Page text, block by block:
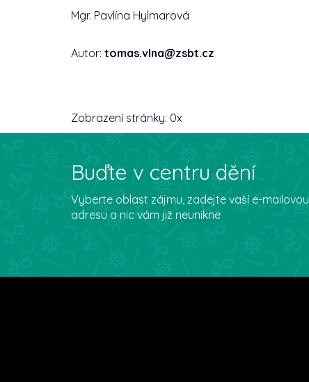
Mgr. Pavlína Hylmarová
Autor: tomas.vlna@zsbt.cz
Zobrazení stránky: 0x
Buďte v centru dění
Vyberte oblast zájmu, zadejte vaší e-mailovou
adresu a nic vám již neunikne